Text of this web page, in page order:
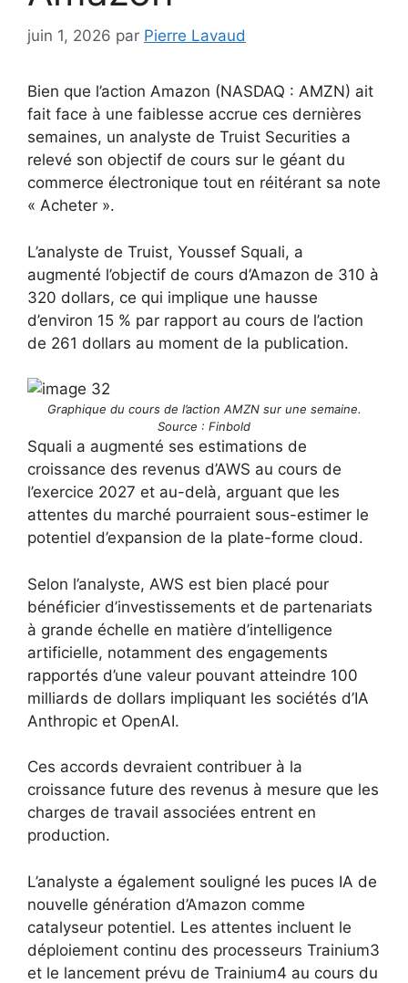
juin 1, 2026 par Pierre Lavaud
Bien que l’action Amazon (NASDAQ : AMZN) ait
fait face à une faiblesse accrue ces dernières
semaines, un analyste de Truist Securities a
relevé son objectif de cours sur le géant du
commerce électronique tout en réitérant sa note
« Acheter ».
L’analyste de Truist, Youssef Squali, a
augmenté l’objectif de cours d’Amazon de 310 à
320 dollars, ce qui implique une hausse
d’environ 15 % par rapport au cours de l’action
de 261 dollars au moment de la publication.
Graphique du cours de l’action AMZN sur une semaine.
Source : Finbold
Squali a augmenté ses estimations de
croissance des revenus d’AWS au cours de
l’exercice 2027 et au-delà, arguant que les
attentes du marché pourraient sous-estimer le
potentiel d’expansion de la plate-forme cloud.
Selon l’analyste, AWS est bien placé pour
bénéficier d’investissements et de partenariats
à grande échelle en matière d’intelligence
artificielle, notamment des engagements
rapportés d’une valeur pouvant atteindre 100
milliards de dollars impliquant les sociétés d’IA
Anthropic et OpenAI.
Ces accords devraient contribuer à la
croissance future des revenus à mesure que les
charges de travail associées entrent en
production.
L’analyste a également souligné les puces IA de
nouvelle génération d’Amazon comme
catalyseur potentiel. Les attentes incluent le
déploiement continu des processeurs Trainium3
et le lancement prévu de Trainium4 au cours du